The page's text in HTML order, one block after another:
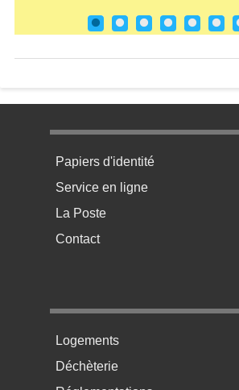
Menu pratique bas de page 1
Papiers d'identité
Service en ligne
La Poste
Contact
Menu pratique bas de page 2
Logements
Déchèterie